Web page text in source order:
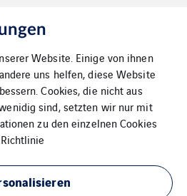
G+H Group
Website. Einige von ihnen
uns helfen, diese Website
Cookies, die nicht aus
sind, setzten wir nur mit
zu den einzelnen Cookies